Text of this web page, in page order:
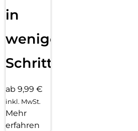
in
wenigen
Schritten
ab 9,99 €
inkl. MwSt.
Mehr
erfahren